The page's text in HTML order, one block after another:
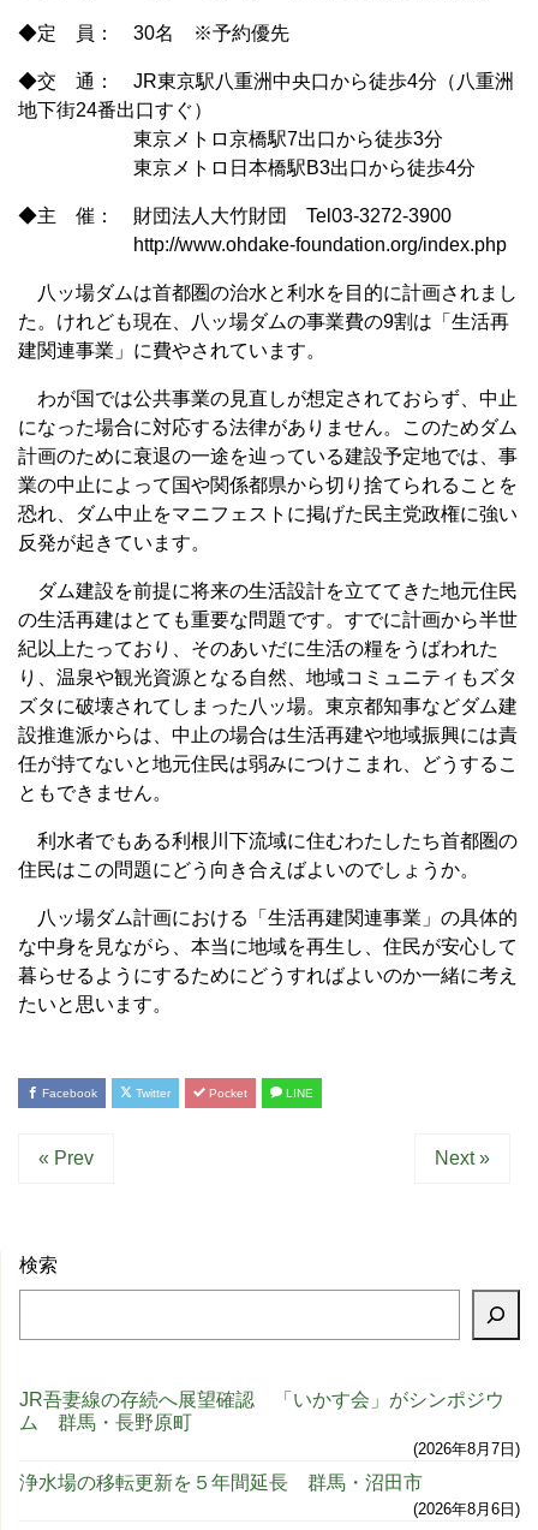
◆定 員： 30名 ※予約優先
◆交 通： JR東京駅八重洲中央口から徒歩4分（八重洲
地下街24番出口すぐ）
東京メトロ京橋駅7出口から徒歩3分
東京メトロ日本橋駅B3出口から徒歩4分
◆主 催： 財団法人大竹財団 Tel03-3272-3900
http://www.ohdake-foundation.org/index.php
八ッ場ダムは首都圏の治水と利水を目的に計画されまし
た。けれども現在、八ッ場ダムの事業費の9割は「生活再
建関連事業」に費やされています。
わが国では公共事業の見直しが想定されておらず、中止
になった場合に対応する法律がありません。このためダム
計画のために衰退の一途を辿っている建設予定地では、事
業の中止によって国や関係都県から切り捨てられることを
恐れ、ダム中止をマニフェストに掲げた民主党政権に強い
反発が起きています。
ダム建設を前提に将来の生活設計を立ててきた地元住民
の生活再建はとても重要な問題です。すでに計画から半世
紀以上たっており、そのあいだに生活の糧をうばわれた
り、温泉や観光資源となる自然、地域コミュニティもズタ
ズタに破壊されてしまった八ッ場。東京都知事などダム建
設推進派からは、中止の場合は生活再建や地域振興には責
任が持てないと地元住民は弱みにつけこまれ、どうするこ
ともできません。
利水者でもある利根川下流域に住むわたしたち首都圏の
住民はこの問題にどう向き合えばよいのでしょうか。
八ッ場ダム計画における「生活再建関連事業」の具体的
な中身を見ながら、本当に地域を再生し、住民が安心して
暮らせるようにするためにどうすればよいのか一緒に考え
たいと思います。
Facebook Twitter Pocket LINE
« Prev Next »
検索
JR吾妻線の存続へ展望確認 「いかす会」がシンポジウ
ム 群馬・長野原町
2026年8月7日
浄水場の移転更新を５年間延長 群馬・沼田市
2026年8月6日